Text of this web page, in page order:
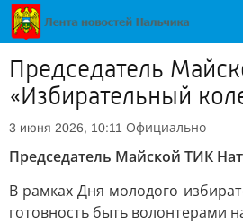
Председатель
«Избирательный
3 июня 2026, 10:11 Официально
Председатель Майской ТИК
В рамках Дня молодого
готовность быть волонтерами